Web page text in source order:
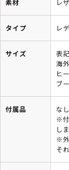
素材 レ
タイプ レ
サイズ
表
海
ヒ
ブ
付属品
なし
※
し
※
そ